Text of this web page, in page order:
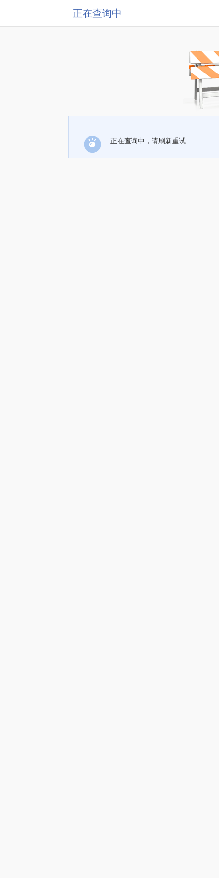
正在查询中
正在查询中，请刷新重试